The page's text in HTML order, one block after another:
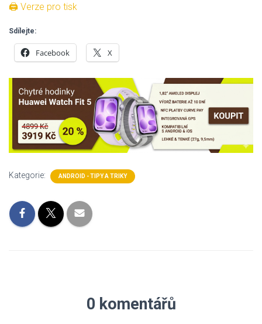
🖨 Verze pro tisk
Sdílejte:
Facebook X
Kategorie: ANDROID - TIPY A TRIKY
0 komentářů